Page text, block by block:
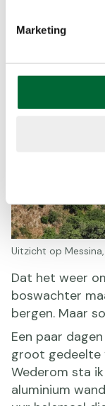
Marketing
Uitzicht op
Dat het weer
boswachter
bergen. Maar
Een paar
groot gedeelte
Wederom sta
aluminium